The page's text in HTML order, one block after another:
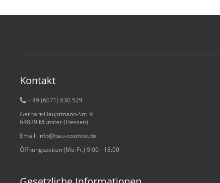
Kontakt
+ 49 (6071) 630 529
Gerhart-Hauptmann-Str. 9
64839 Münster (Hessen)
Email: info@bau-cosmos.de
Öffnungszeiten (Mo-Fr.) 9:00 - 18:00